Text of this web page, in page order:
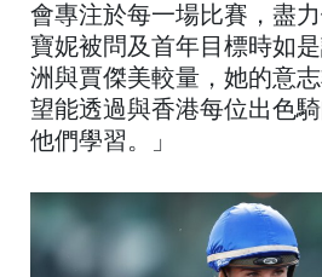
會專注於每一場比賽，盡
寶妮被問及首年目標時如
洲與賈傑美較量，她的意
望能透過與香港每位出色
他們學習。」